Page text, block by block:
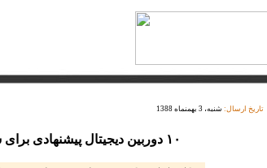
تاریخ ارسال: شنبه، 3 بهمنماه 1388
۱۰ دوربین دیجیتال پیشنهادی برای سال ۲۰۱۰